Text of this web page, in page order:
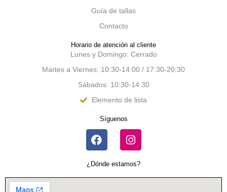
Guía de tallas
Contacto
Horario de atención al cliente
Lunes y Domingo: Cerrado
Martes a Viernes: 10:30-14:00 / 17:30-20:30
Sábados: 10:30-14:30
Elemento de lista
Síguenos
¿Dónde estamos?